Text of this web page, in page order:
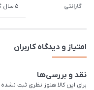
گارانتی 5 سال گارانتی شرکت ماهسان پویا
امتیاز و دیدگاه کاربران
نقد و بررسی‌ها
برای این کالا هنوز نظری ثبت